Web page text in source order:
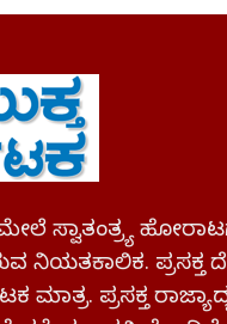
ಸ್ವಾತಂತ್ರ್ಯ
ನಿಯತಕಾಲಿಕ. ಪ್ರಸಕ್ತ
ಮಾತ್ರ. ಪ್ರಸಕ್ತ